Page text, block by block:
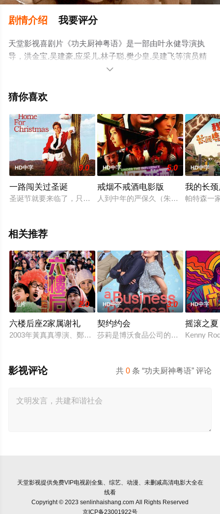
剧情介绍 我要评分
天堂影视喜剧片《功夫厨神粤语》是一部由叶永健导演执
导，洪金宝,吴建豪,应采儿,林子聪,樊少皇,吴建飞等演员精
彩演绎的中国大陆电影，手机免费观看高清无删减完整版
电视猫或剧情网等平台了解。

猜你喜欢
HD中字 9.0
一路闯关过圣诞
圣诞节就要来临了，只身一人在加州念书的杰克（乔纳森·泰勒·
HD中字 5.0
戒烟不戒酒电影版
人到中年的严保久（朱时茂 饰）凭
HD中字
我的长
帕特森一
相关推荐
正片 2.0
六楼后座2家属谢礼
2003年黃真真導演、鄭丹瑞編劇的喜劇《六樓后座》拍出香港
HD中字 3.0
契约约会
莎莉是博沃食品公司的食品分析师，
HD中字
摇滚之夏
Kenny
共0 条 “功夫厨神粤语” 评论
影视评论
天堂影视提供免费VIP电视剧全集、综艺、动漫、未删减高清电影大全在
线看
Copyright © 2023 senlinhaishang.com All Rights Reserved
京ICP备23001922号